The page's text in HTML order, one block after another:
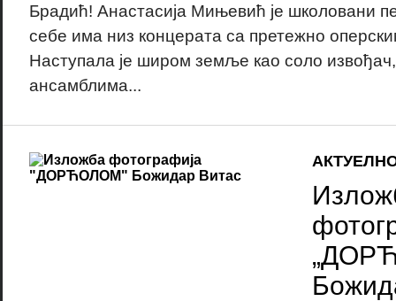
Брадић! Анастасија Мињевић је школовани
себе има низ концерата са претежно
Наступала је широм земље као соло
ансамблима...